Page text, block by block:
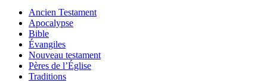
Ancien Testament
Apocalypse
Bible
Évangiles
Nouveau testament
Pères de l’Église
Traditions